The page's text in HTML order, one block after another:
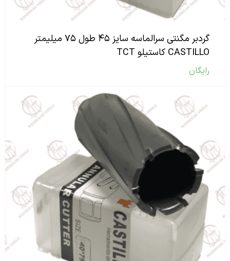
گردبر مگنتی سرالماسه سایز ۴۵ طول ۷۵ میلیمتر
CASTILLO کاستیلو TCT
رایگان